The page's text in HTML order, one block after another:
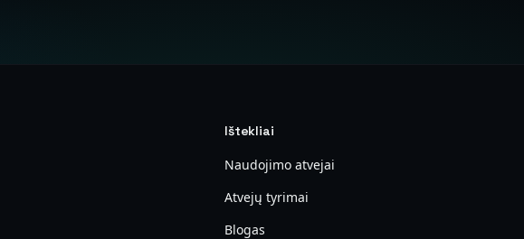
Ištekliai
Naudojimo atvejai
Atvejų tyrimai
Blogas